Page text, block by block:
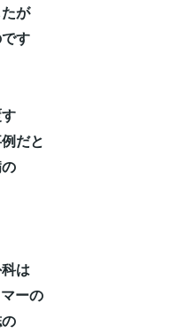
が
す
だと
は
ーの